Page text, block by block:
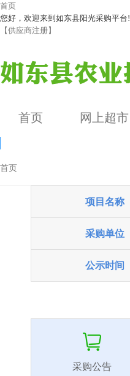
首页
您好，欢迎来到如东县阳光采购平台!
【供应商注册】
首页 网上超市
首页
公告详情
项目名称
采购单位
公示时间
采购公告